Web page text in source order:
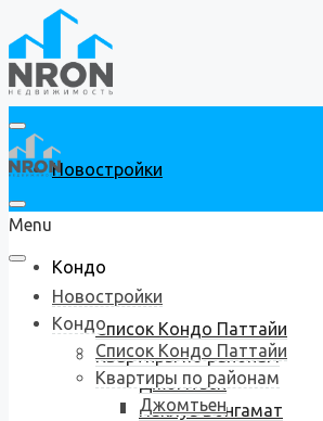
Новостройки
Кондо
Список Кондо Паттайи
Квартиры по районам
Джомтьен
Наклуа Вонгамат
Menu
Новостройки
Кондо
Список Кондо Паттайи
Квартиры по районам
Джомтьен